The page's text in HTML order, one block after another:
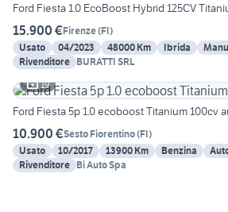
Ford Fiesta 1.0 EcoBoost Hybrid 125CV
15.900 €Firenze(FI)
Usato
04/2023 48000 Km Ibrida
Rivenditore BURATTI SRL
19
Ford Fiesta 5p 1.0 ecoboost Titanium 100cv
10.900 €Sesto Fiorentino(FI)
Usato
10/2017 13900 Km Benzina
Rivenditore Bi Auto Spa